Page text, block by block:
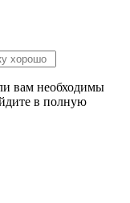
вам необходимы
в полную